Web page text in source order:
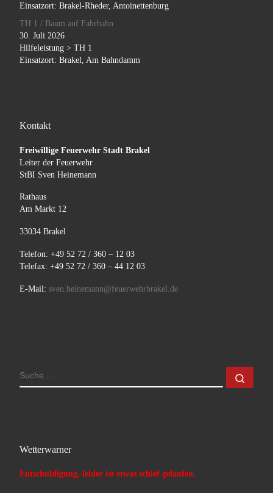
Einsatzort: Brakel-Rheder, Antoinettenburg
TH 1 / Baum auf Fahrbahn
30. Juli 2026
Hilfeleistung > TH 1
Einsatzort: Brakel, Am Bahndamm
Kontakt
Freiwillige Feuerwehr Stadt Brakel
Leiter der Feuerwehr
StBI Sven Heinemann
Rathaus
Am Markt 12
33034 Brakel
Telefon: +49 52 72 / 360 – 12 03
Telefax: +49 52 72 / 360 – 44 12 03
E-Mail: sven.heinemann@feuerwehrbrakel.de
SUCHE
Wetterwarner
Entschuldigung, leider ist etwas schief gelaufen.